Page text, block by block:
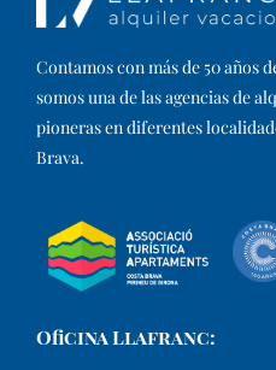
Contamos con más de 50 años
somos una de las agencias de
pioneras en diferentes
Brava.​
Oficina Llafranc: